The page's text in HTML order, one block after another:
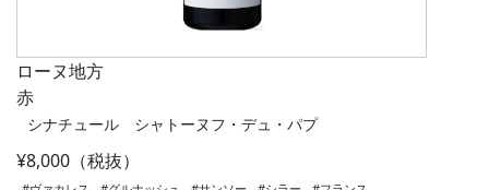
ローヌ地方
赤
シナチュール シャトーヌフ・デュ・パプ
¥8,000（税抜）